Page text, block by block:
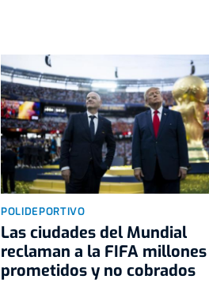
POLIDEPORTIVO
Las ciudades del Mundial
reclaman a la FIFA millones
prometidos y no cobrados